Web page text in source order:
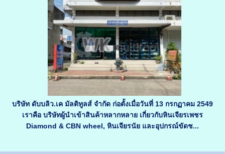
บริษัท ดับบลิว.เค มัลติทูลส์ จำกัด ก่อตั้งเมื่อวันที่ 13 กรกฏาคม 2549
เราคือ บริษัทผู้นำเข้าสินค้าหลากหลาย เกี่ยวกับหินเจียรเพชร
Diamond & CBN wheel, หินเจียรนัย และอุปกรณ์ขัดช...